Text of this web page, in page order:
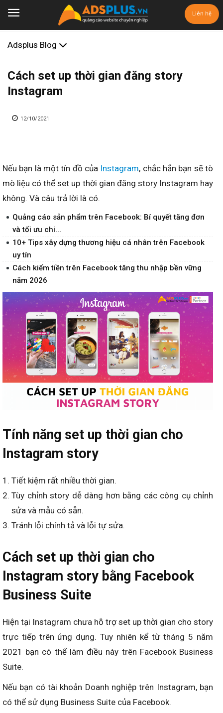
Liên hệ
Adsplus Blog
Cách set up thời gian đăng story
Instagram
12/10/2021
Nếu bạn là một tín đồ của Instagram, chắc hẳn bạn sẽ tò
mò liệu có thể set up thời gian đăng story Instagram hay
không. Và câu trả lời là có.
Quảng cáo sản phẩm trên Facebook: Bí quyết tăng đơn
và tối ưu chi...
10+ Tips xây dựng thương hiệu cá nhân trên Facebook
uy tín
Cách kiếm tiền trên Facebook tăng thu nhập bền vững
năm 2026
Tính năng set up thời gian cho
Instagram story
Tiết kiệm rất nhiều thời gian.
Tùy chỉnh story dễ dàng hơn bằng các công cụ chỉnh
sửa và mẫu có sẵn.
Tránh lỗi chính tả và lỗi tự sửa.
Cách set up thời gian cho
Instagram story bằng Facebook
Business Suite
Hiện tại Instagram chưa hỗ trợ set up thời gian cho story
trực tiếp trên ứng dụng. Tuy nhiên kể từ tháng 5 năm
2021 bạn có thể làm điều này trên Facebook Business
Suite.
Nếu bạn có tài khoản Doanh nghiệp trên Instagram, bạn
có thể sử dụng Business Suite của Facebook.